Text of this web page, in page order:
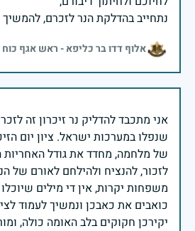
נתחייב בהדלקת הנר לזכרם,
אלוף דדו בר כליפא - ראש אגף
אני מתכבד להדליק נר זיכרון זה
שנפלו במערכות ישראל. ציון יום
של מלחמה, מחדד את גודל האחריות
משפחות יקרות, אין די מילים
כואבים את כאבכן ונמשיך לעמוד
יקירכן חקוקים בלב האומה כולה,